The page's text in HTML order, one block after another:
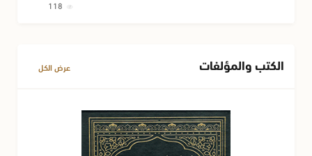
الكتب والمؤلفات عرض الكل